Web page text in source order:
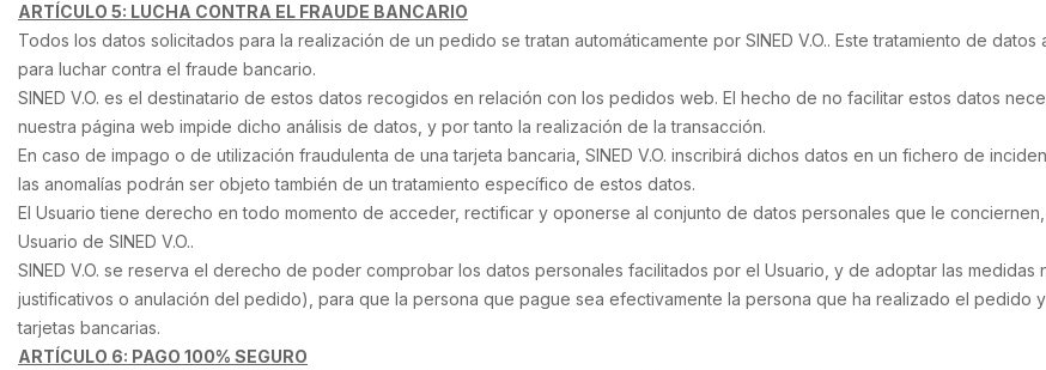
ARTÍCULO 5: LUCHA CONTRA EL FRAUDE BANCARIO
Todos los datos solicitados para la realización de un pedido se tratan automáticamente por SINED V.O.. Este tratamiento de
para luchar contra el fraude bancario.
SINED V.O. es el destinatario de estos datos recogidos en relación con los pedidos web. El hecho de no facilitar estos datos
nuestra página web impide dicho análisis de datos, y por tanto la realización de la transacción.
En caso de impago o de utilización fraudulenta de una tarjeta bancaria, SINED V.O. inscribirá dichos datos en un fichero de
las anomalías podrán ser objeto también de un tratamiento específico de estos datos.
El Usuario tiene derecho en todo momento de acceder, rectificar y oponerse al conjunto de datos personales que le
Usuario de SINED V.O..
SINED V.O. se reserva el derecho de poder comprobar los datos personales facilitados por el Usuario, y de adoptar las medidas
justificativos o anulación del pedido), para que la persona que pague sea efectivamente la persona que ha realizado el pedido
tarjetas bancarias.
ARTÍCULO 6: PAGO 100% SEGURO